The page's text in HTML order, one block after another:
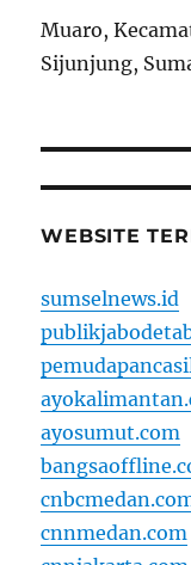
Muaro,
Sijunjung,
WEBSITE
sumselnews.id
ayosumut.com
cnnmedan.com